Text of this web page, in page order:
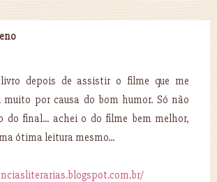
depois de assistir o filme que me
muito por causa do bom humor. Só não
do final... achei o do filme bem melhor,
ótima leitura mesmo...